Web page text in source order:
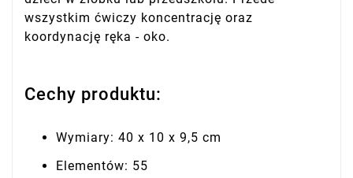
wszystkim ćwiczy koncentrację oraz
koordynację ręka - oko.
Cechy produktu:
Wymiary: 40 x 10 x 9,5 cm
Elementów: 55